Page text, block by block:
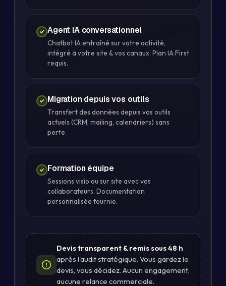
Agent IA conversationnel
Chatbot IA entraîné sur votre activité,
intégré à votre site & vos canaux. Plan IA First
requis.
Migration depuis vos outils
Transfert des données depuis vos outils
actuels (CRM, mailing, calendriers) sans
perte.
Formation équipe
Sessions visio ou sur site avec vos
collaborateurs. Documentation
personnalisée fournie.
Devis transparent & remis sous 48 h
après l'audit stratégique. Vous gardez le
devis, vous décidez. Aucun engagement,
aucune relance commerciale.